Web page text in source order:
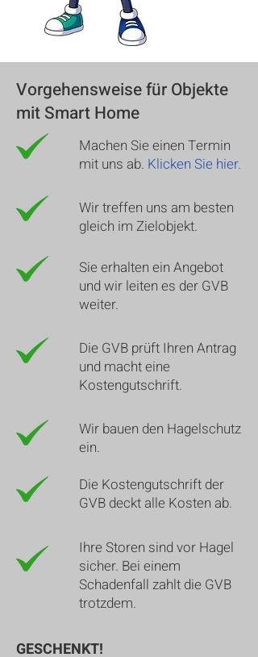
Vorgehensweise für Objekte
mit Smart Home
Machen Sie einen Termin
mit uns ab. Klicken Sie hier.
Wir treffen uns am besten
gleich im Zielobjekt.
Sie erhalten ein Angebot
und wir leiten es der GVB
weiter.
Die GVB prüft Ihren Antrag
und macht eine
Kostengutschrift.
Wir bauen den Hagelschutz
ein.
Die Kostengutschrift der
GVB deckt alle Kosten ab.
Ihre Storen sind vor Hagel
sicher. Bei einem
Schadenfall zahlt die GVB
trotzdem.
GESCHENKT!